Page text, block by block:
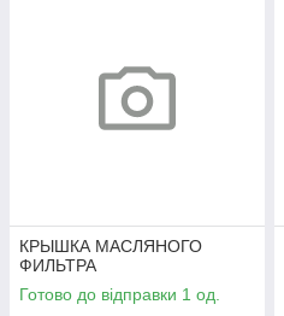
КРЫШКА МАСЛЯНОГО
ФИЛЬТРА
Готово до відправки 1 од.